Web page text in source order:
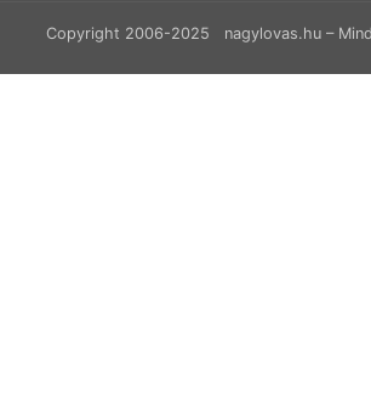
Copyright 2006-2025 nagylovas.hu –